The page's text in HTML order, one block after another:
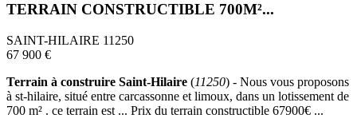
TERRAIN CONSTRUCTIBLE 700M²...
SAINT-HILAIRE 11250
67 900 €
Terrain à construire Saint-Hilaire (11250) - Nous vous proposons
à st-hilaire, situé entre carcassonne et limoux, dans un lotissement de
700 m² . ce terrain est ... Prix du terrain constructible 67900€ ...